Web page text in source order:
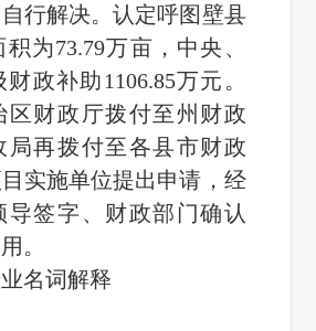
自行解决。认定呼图壁县
为73.79万亩，中央、
政补助1106.85万元。
区财政厅拨付至州财政
局再拨付至各县市财政
实施单位提出申请，经
导签字、财政部门确认
。
名词解释